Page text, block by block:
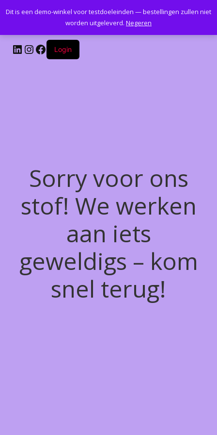
Kantoormeubelenplus.com
LinkedIn
Instagram
Facebook
Login
Sorry voor ons
stof! We werken
aan iets
geweldigs – kom
snel terug!
Dit is een demo-winkel voor testdoeleinden — bestellingen zullen niet
worden uitgeleverd. Negeren